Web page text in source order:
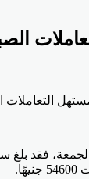
وعيار
الذهب فى مختلف الأعيرة حوالي